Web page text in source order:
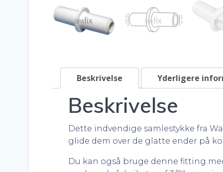
Beskrivelse Yderligere
Beskrivelse
Dette indvendige samlestykke fra
glide dem over de glatte ender på
Du kan også bruge denne fitting